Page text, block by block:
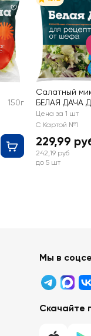
150г
Салатный
БЕЛАЯ ДАЧА
рецептов от
Аликанте
Цена за 1 шт
С Картой №1
229,99
242,19 руб
до 5 шт
Мы в
Скачайте